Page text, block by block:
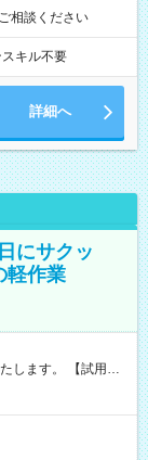
相談ください
キル不要
詳細へ
にサクッ
軽作業
【試用期